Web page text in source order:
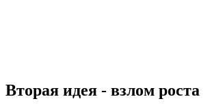
Вторая идея - взлом роста